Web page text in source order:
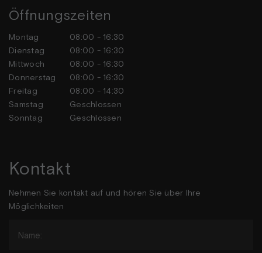
Öffnungszeiten
Montag
08:00 - 16:30
Dienstag
08:00 - 16:30
Mittwoch
08:00 - 16:30
Donnerstag
08:00 - 16:30
Freitag
08:00 - 14:30
Samstag
Geschlossen
Sonntag
Geschlossen
Kontakt
Nehmen Sie kontakt auf und hören Sie über Ihre
Möglichkeiten